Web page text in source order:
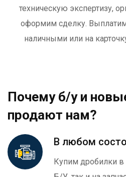
техническую экспертизу,
оформим сделку.
наличными или на
Почему б/у и
продают нам?
В любом
Купим дробилки в